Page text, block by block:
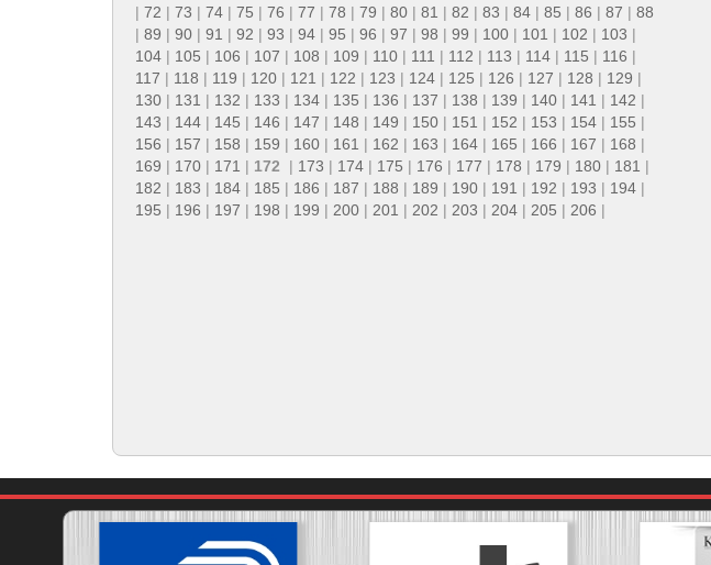
| 72 | 73 | 74 | 75 | 76 | 77 | 78 | 79 | 80 | 81 | 82 | 83 | 84 | 85 | 86 | 87 | 88
| 89 | 90 | 91 | 92 | 93 | 94 | 95 | 96 | 97 | 98 | 99 | 100 | 101 | 102 | 103 |
104 | 105 | 106 | 107 | 108 | 109 | 110 | 111 | 112 | 113 | 114 | 115 | 116 |
117 | 118 | 119 | 120 | 121 | 122 | 123 | 124 | 125 | 126 | 127 | 128 | 129 |
130 | 131 | 132 | 133 | 134 | 135 | 136 | 137 | 138 | 139 | 140 | 141 | 142 |
143 | 144 | 145 | 146 | 147 | 148 | 149 | 150 | 151 | 152 | 153 | 154 | 155 |
156 | 157 | 158 | 159 | 160 | 161 | 162 | 163 | 164 | 165 | 166 | 167 | 168 |
169 | 170 | 171 | 172 | 173 | 174 | 175 | 176 | 177 | 178 | 179 | 180 | 181 |
182 | 183 | 184 | 185 | 186 | 187 | 188 | 189 | 190 | 191 | 192 | 193 | 194 |
195 | 196 | 197 | 198 | 199 | 200 | 201 | 202 | 203 | 204 | 205 | 206 |